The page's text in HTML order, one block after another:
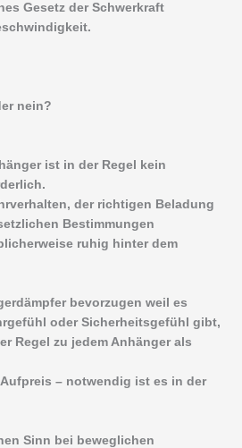
Gesetz der Schwerkraft
nein?
ist in der Regel kein
der richtigen Beladung
Bestimmungen
ruhig hinter dem
bevorzugen weil es
oder Sicherheitsgefühl gibt,
Regel zu jedem Anhänger als
– notwendig ist es in der
Sinn bei beweglichen